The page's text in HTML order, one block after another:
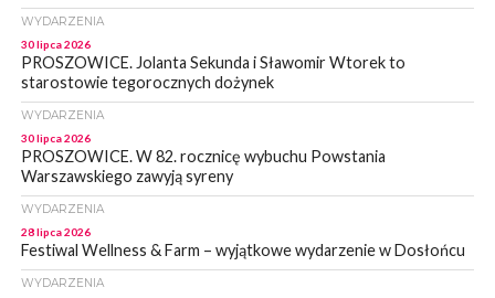
WYDARZENIA
30 lipca 2026
PROSZOWICE. Jolanta Sekunda i Sławomir Wtorek to
starostowie tegorocznych dożynek
WYDARZENIA
30 lipca 2026
PROSZOWICE. W 82. rocznicę wybuchu Powstania
Warszawskiego zawyją syreny
WYDARZENIA
28 lipca 2026
Festiwal Wellness & Farm – wyjątkowe wydarzenie w Dosłońcu
WYDARZENIA